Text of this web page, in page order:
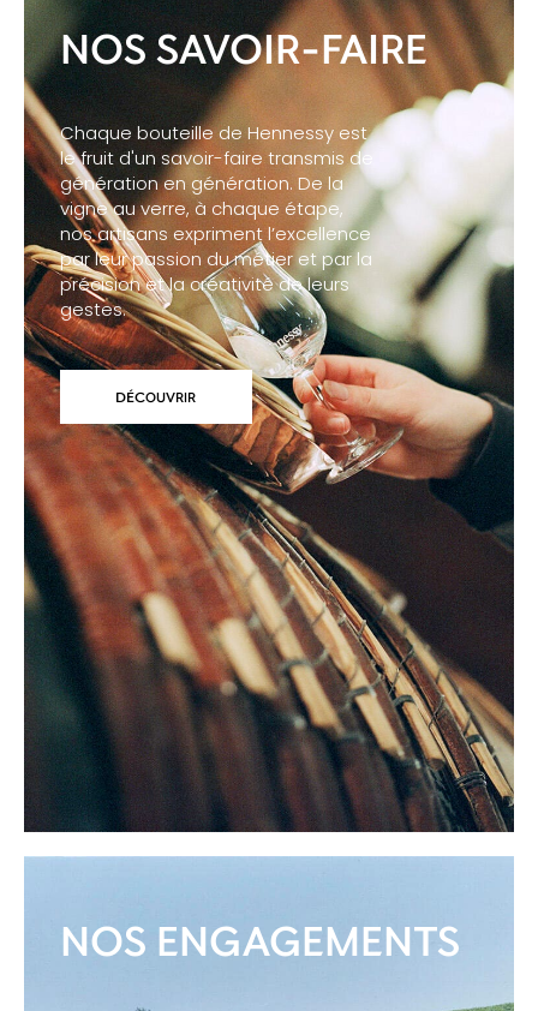
NOS SAVOIR-FAIRE
Chaque bouteille de Hennessy est
le fruit d'un savoir-faire transmis de
génération en génération. De la
vigne au verre, à chaque étape,
nos artisans expriment l’excellence
par leur passion du métier et par la
précision et la créativité de leurs
gestes.
DÉCOUVRIR
NOS ENGAGEMENTS